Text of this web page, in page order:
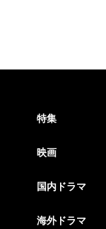
特集
映画
国内ドラマ
海外ドラマ